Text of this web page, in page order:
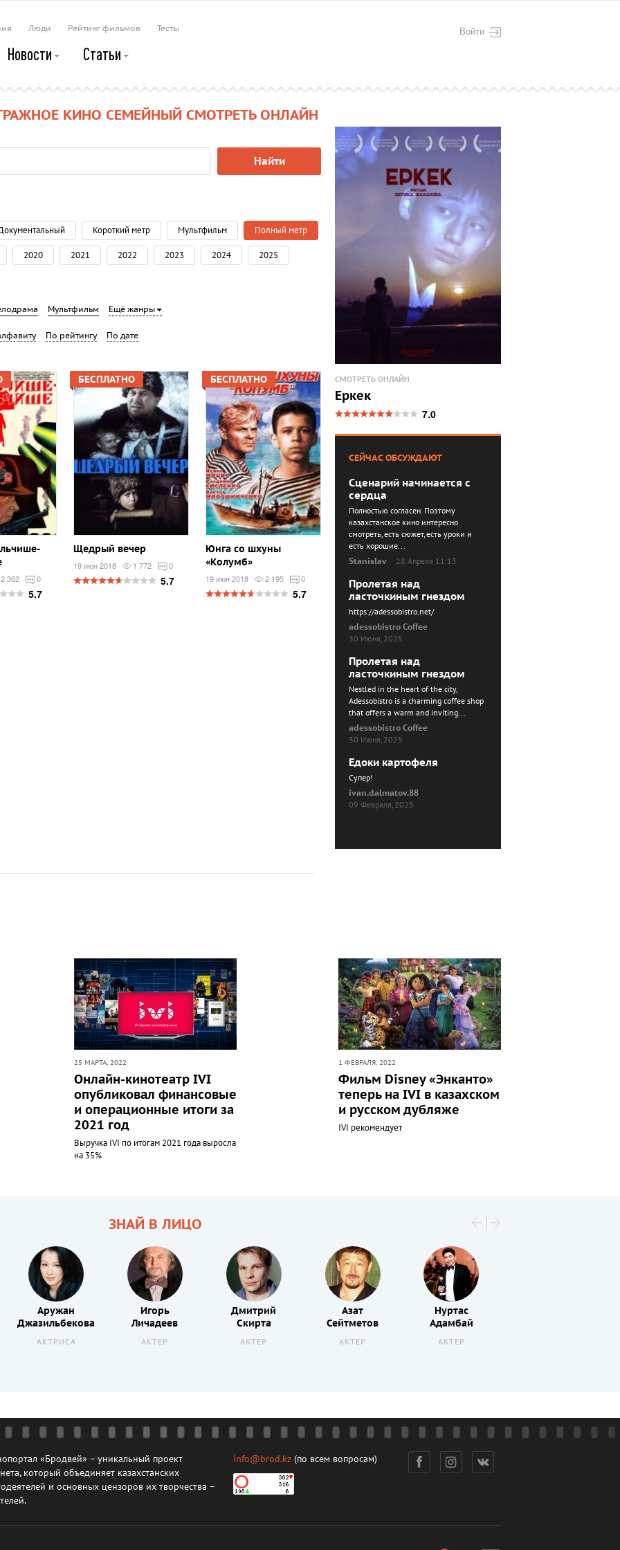
Войти
Люди Рейтинг фильмов Тесты
Новости Статьи
КИНО СЕМЕЙНЫЙ СМОТРЕТЬ ОНЛАЙН
Найти
Короткий метр Мультфильм Полный метр
2020 2021 2022 2023 2024 2025
Мультфильм Ещё жанры
По рейтингу По дате
2 362 0
5.7
БЕСПЛАТНО
Щедрый вечер
19 июн 2018 1 772 0
5.7
БЕСПЛАТНО
Юнга со шхуны
«Колумб»
19 июн 2018 2 195 0
5.7
СМОТРЕТЬ ОНЛАЙН
Еркек
7.0
СЕЙЧАС ОБСУЖДАЮТ
Сценарий начинается с
сердца
Полностью согласен. Поэтому
казахстанское кино интересно
смотреть, есть сюжет, есть уроки и
есть хорошие...
Stanislav
28 Апреля 11:13
Пролетая над
ласточкиным гнездом
https://adessobistro.net/
adessobistro Coffee
30 Июня, 2025
Пролетая над
ласточкиным гнездом
Nestled in the heart of the city,
Adessobistro is a charming coffee shop
that offers a warm and inviting...
adessobistro Coffee
30 Июня, 2025
Едоки картофеля
Cупер!
ivan.dalmatov.88
09 Февраля, 2025
25 МАРТА, 2022
Онлайн-кинотеатр IVI
опубликовал финансовые
и операционные итоги за
2021 год
Выручка IVI по итогам 2021 года выросла
на 35%
1 ФЕВРАЛЯ, 2022
Фильм Disney «Энканто»
теперь на IVI в казахском
и русском дубляже
IVI рекомендует
ЗНАЙ В ЛИЦО
Аружан
Джазильбекова
АКТРИСА
Игорь
Личадеев
АКТЕР
Дмитрий
Скирта
АКТЕР
Азат
Сейтметов
АКТЕР
Нуртас
Адамбай
АКТЕР
«Бродвей» – уникальный проект
который объединяет казахстанских
и основных цензоров их творчества –
info@brod.kz (по всем вопросам)